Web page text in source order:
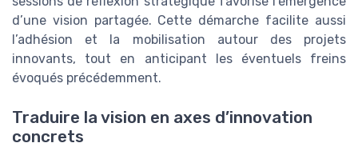
d’une vision partagée. Cette démarche facilite aussi
l’adhésion et la mobilisation autour des projets
innovants, tout en anticipant les éventuels freins
évoqués précédemment.
Traduire la vision en axes d’innovation
concrets